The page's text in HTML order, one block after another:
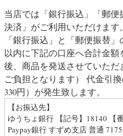
当店では「銀行振込」「郵
決済」がご利用いただけます。
「銀行振込」と「郵便振替
以内に下記の口座へ合計金
後、商品を発送させていた
ご負担となります） 代金引
330円）が発生致します。
【お振込先】
ゆうちょ銀行 【記号】18140 【
Paypay銀行 すずめ支店 普通